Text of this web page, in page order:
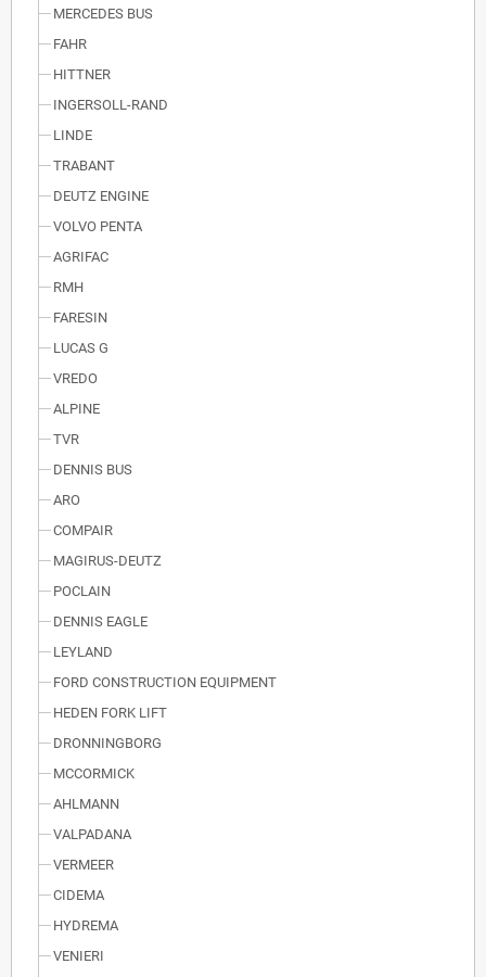
MERCEDES BUS
FAHR
HITTNER
INGERSOLL-RAND
LINDE
TRABANT
DEUTZ ENGINE
VOLVO PENTA
AGRIFAC
RMH
FARESIN
LUCAS G
VREDO
ALPINE
TVR
DENNIS BUS
ARO
COMPAIR
MAGIRUS-DEUTZ
POCLAIN
DENNIS EAGLE
LEYLAND
FORD CONSTRUCTION EQUIPMENT
HEDEN FORK LIFT
DRONNINGBORG
MCCORMICK
AHLMANN
VALPADANA
VERMEER
CIDEMA
HYDREMA
VENIERI